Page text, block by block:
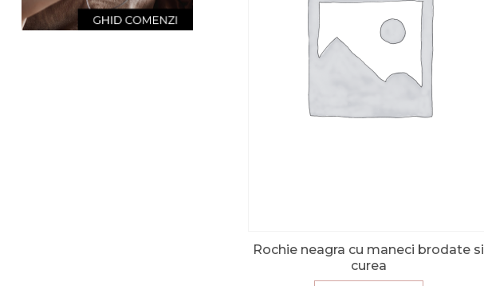
Rochie neagra cu maneci brodate si
curea